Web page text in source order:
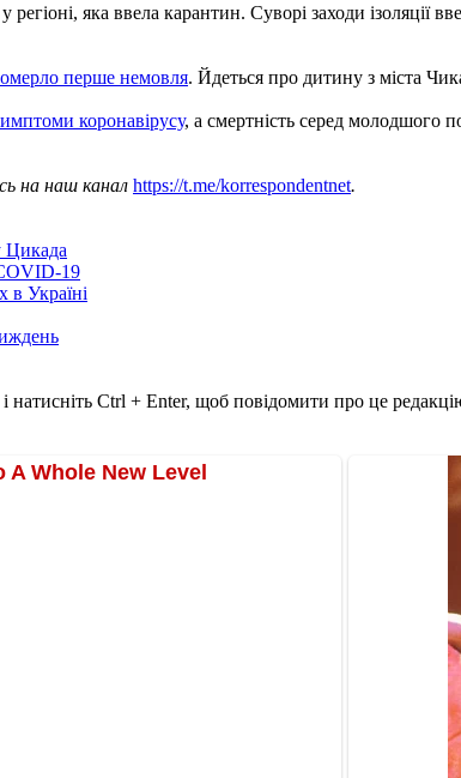
яка ввела карантин. Суворі заходи ізоляції
перше немовля. Йдеться про дитину з міста
коронавірусу, а смертність серед молодшого
на наш канал https://t.me/korrespondentnet.
Цикада
19
в Україні
натисніть Ctrl + Enter, щоб повідомити про це